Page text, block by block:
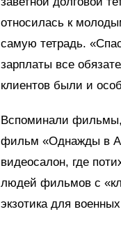
относилась к
самую тетрадь.
зарплаты все
клиентов были и
Вспоминали фильмы,
фильм «Однажды в
видеосалон, где
людей фильмов с
экзотика для